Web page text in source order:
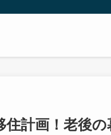
計画！老後